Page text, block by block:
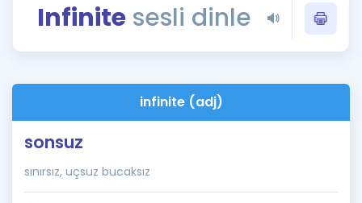
Rehberlik Aracı
ÖSYM Sınav Takvimi
Kampanyalar
Blog
Infinitesesli dinle
infinite (adj)
sonsuz
sınırsız, uçsuz bucaksız